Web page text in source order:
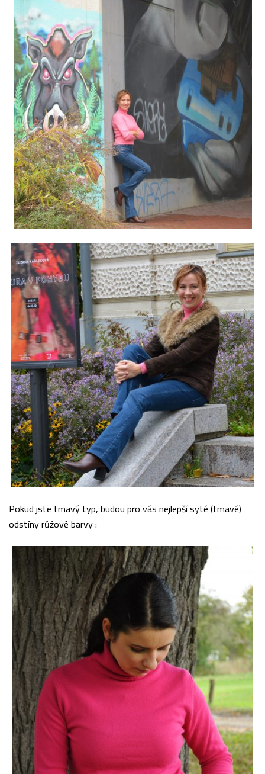
Pokud jste tmavý typ, budou pro vás nejlepší syté (tmavé)
odstíny růžové barvy :